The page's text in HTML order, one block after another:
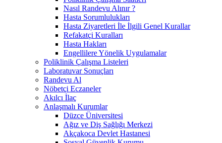
Nasıl Randevu Alınır ?
Hasta Sorumlulukları
Hasta Ziyaretleri İle İlgili Genel Kurallar
Refakatçi Kuralları
Hasta Hakları
Engellilere Yönelik Uygulamalar
Poliklinik Çalışma Listeleri
Laboratuvar Sonuçları
Randevu Al
Nöbetçi Eczaneler
Akılcı İlaç
Anlaşmalı Kurumlar
Düzce Üniversitesi
Ağız ve Diş Sağlığı Merkezi
Akçakoca Devlet Hastanesi